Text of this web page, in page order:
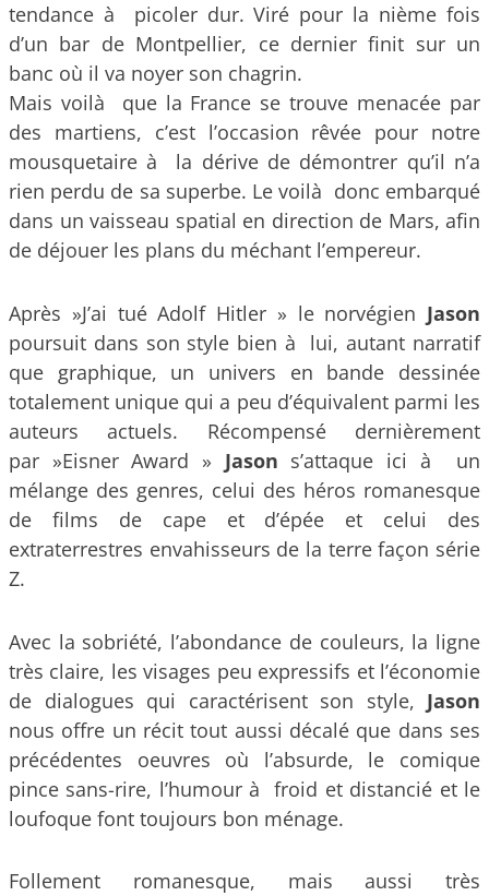
tendance à picoler dur. Viré pour la nième fois
d’un bar de Montpellier, ce dernier finit sur un
banc où il va noyer son chagrin.
Mais voilà que la France se trouve menacée par
des martiens, c’est l’occasion rêvée pour notre
mousquetaire à la dérive de démontrer qu’il n’a
rien perdu de sa superbe. Le voilà donc embarqué
dans un vaisseau spatial en direction de Mars, afin
de déjouer les plans du méchant l’empereur.
Après »J’ai tué Adolf Hitler » le norvégien Jason
poursuit dans son style bien à lui, autant narratif
que graphique, un univers en bande dessinée
totalement unique qui a peu d’équivalent parmi les
auteurs actuels. Récompensé dernièrement
par »Eisner Award » Jason s’attaque ici à un
mélange des genres, celui des héros romanesque
de films de cape et d’épée et celui des
extraterrestres envahisseurs de la terre façon série
Z.
Avec la sobriété, l’abondance de couleurs, la ligne
très claire, les visages peu expressifs et l’économie
de dialogues qui caractérisent son style, Jason
nous offre un récit tout aussi décalé que dans ses
précédentes oeuvres où l’absurde, le comique
pince sans-rire, l’humour à froid et distancié et le
loufoque font toujours bon ménage.
Follement romanesque, mais aussi très